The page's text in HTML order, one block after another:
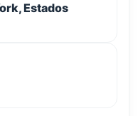
Estados